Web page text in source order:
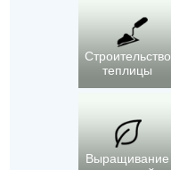
Строительство
теплицы
Выращивание